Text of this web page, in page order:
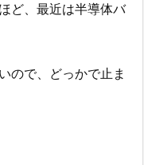
ど、最近は半導体バ
ので、どっかで止ま